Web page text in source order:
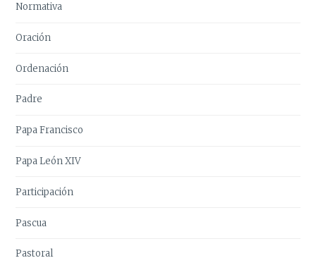
Normativa
Oración
Ordenación
Padre
Papa Francisco
Papa León XIV
Participación
Pascua
Pastoral